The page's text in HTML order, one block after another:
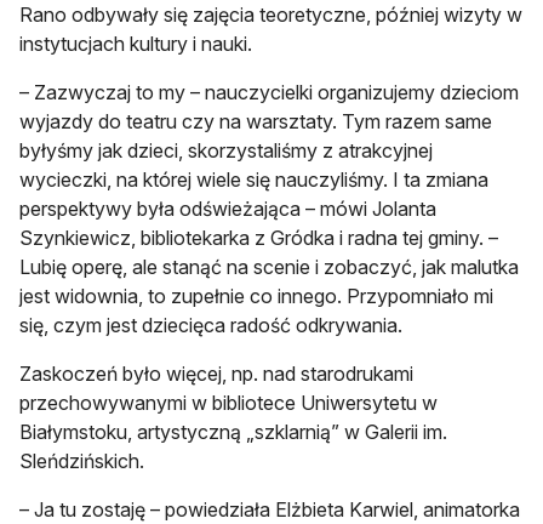
Rano odbywały się zajęcia teoretyczne, później wizyty w
instytucjach kultury i nauki.
– Zazwyczaj to my – nauczycielki organizujemy dzieciom
wyjazdy do teatru czy na warsztaty. Tym razem same
byłyśmy jak dzieci, skorzystaliśmy z atrakcyjnej
wycieczki, na której wiele się nauczyliśmy. I ta zmiana
perspektywy była odświeżająca – mówi Jolanta
Szynkiewicz, bibliotekarka z Gródka i radna tej gminy. –
Lubię operę, ale stanąć na scenie i zobaczyć, jak malutka
jest widownia, to zupełnie co innego. Przypomniało mi
się, czym jest dziecięca radość odkrywania.
Zaskoczeń było więcej, np. nad starodrukami
przechowywanymi w bibliotece Uniwersytetu w
Białymstoku, artystyczną „szklarnią” w Galerii im.
Sleńdzińskich.
– Ja tu zostaję – powiedziała Elżbieta Karwiel, animatorka